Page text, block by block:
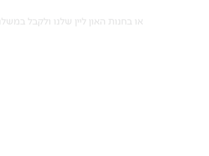
או בחנות האון ליין שלנו ולקבל